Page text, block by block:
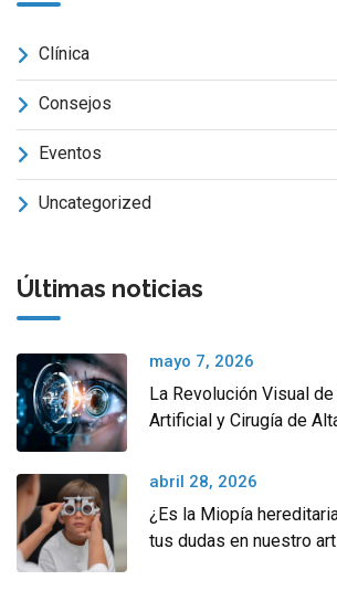
Clínica
Consejos
Eventos
Uncategorized
Últimas noticias
mayo 7, 2026
La Revolución Visual
Artificial y Cirugía de
abril 28, 2026
¿Es la Miopía
tus dudas en nuestro